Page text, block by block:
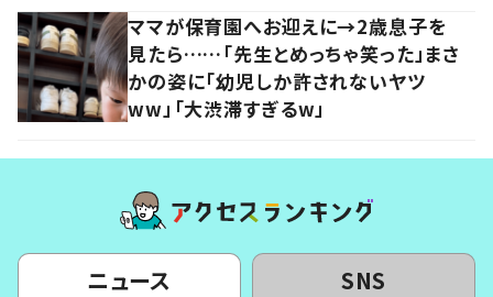
ママが保育園へお迎えに→2歳息子を
見たら……「先生とめっちゃ笑った」まさ
かの姿に「幼児しか許されないヤツ
ww」「大渋滞すぎるw」
ニュース SNS